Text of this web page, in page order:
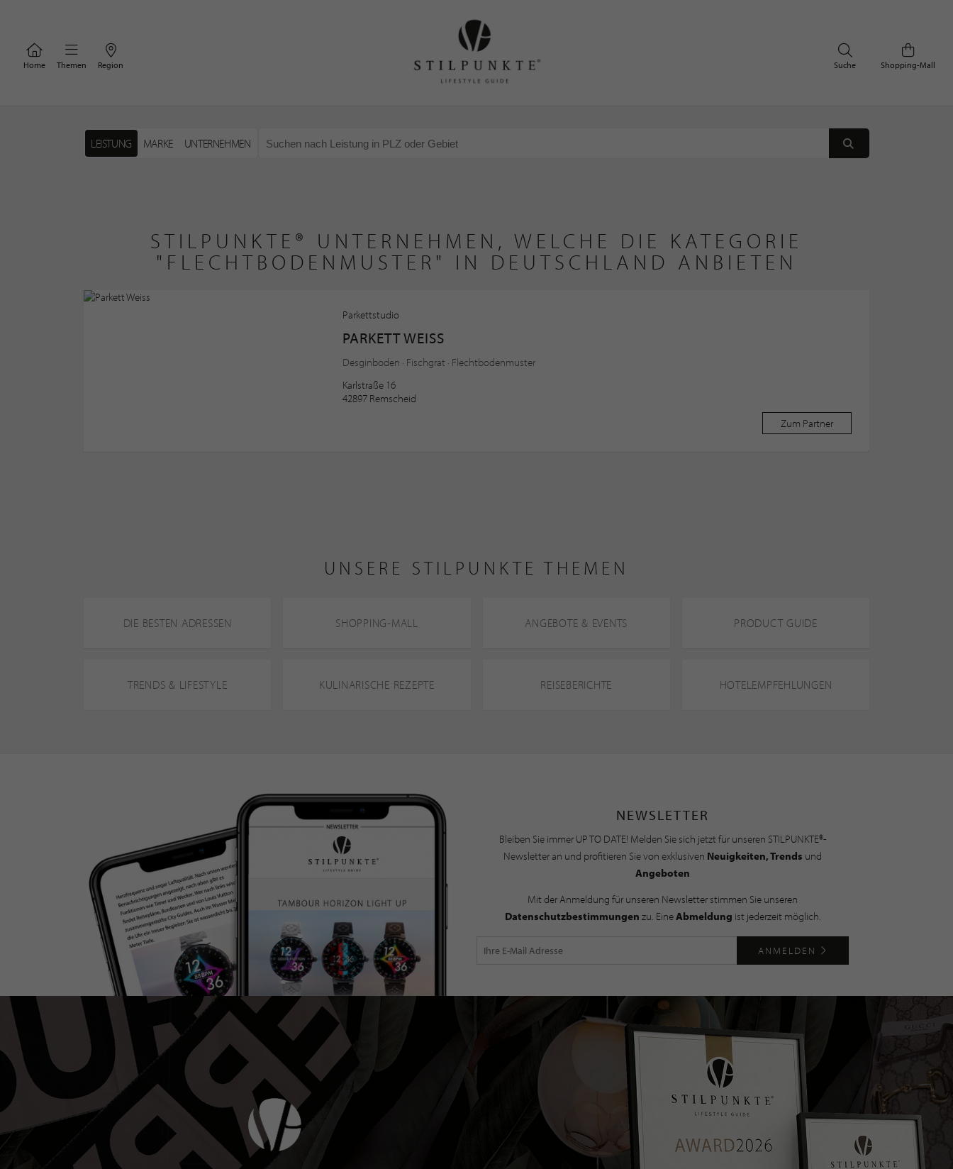
Home Themen Region Shopping-Mall
Suche
LEISTUNG MARKE UNTERNEHMEN
STILPUNKTE® UNTERNEHMEN, WELCHE DIE KATEGORIE
"FLECHTBODENMUSTER" IN DEUTSCHLAND ANBIETEN
Parkettstudio
PARKETT WEISS
Desginboden · Fischgrat · Flechtbodenmuster
Karlstraße 16
42897 Remscheid
Zum Partner
UNSERE STILPUNKTE THEMEN
DIE BESTEN ADRESSEN SHOPPING-MALL ANGEBOTE & EVENTS PRODUCT GUIDE
TRENDS & LIFESTYLE KULINARISCHE REZEPTE REISEBERICHTE HOTELEMPFEHLUNGEN
NEWSLETTER
Bleiben Sie immer UP TO DATE! Melden Sie sich jetzt für unseren STILPUNKTE®-
Newsletter an und profitieren Sie von exklusiven Neuigkeiten, Trends und
Angeboten
Mit der Anmeldung für unseren Newsletter stimmen Sie unseren
Datenschutzbestimmungen zu. EineAbmeldung ist jederzeit möglich.
ANMELDEN